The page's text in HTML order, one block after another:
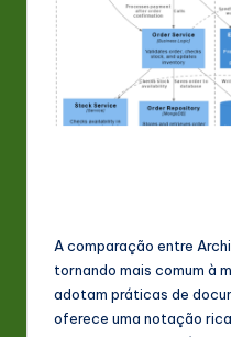
A comparação entre
tornando mais comum à
adotam práticas de
oferece uma notação